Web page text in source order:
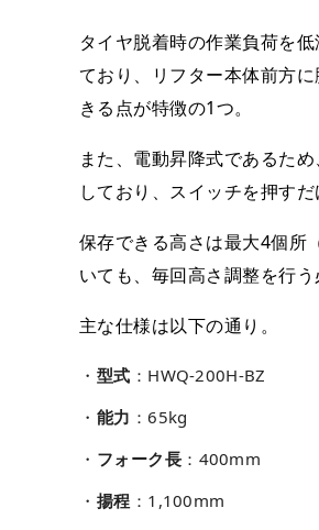
タイヤ脱着時の作業負荷を
ており、リフター本体前方
きる点が特徴の1つ。
また、電動昇降式であるた
しており、スイッチを押す
保存できる高さは最大4個所
いても、毎回高さ調整を行
主な仕様は以下の通り。
型式 ：HWQ-200H-BZ
能力 ：65kg
フォーク長 ：400mm
揚程 ：1,100mm